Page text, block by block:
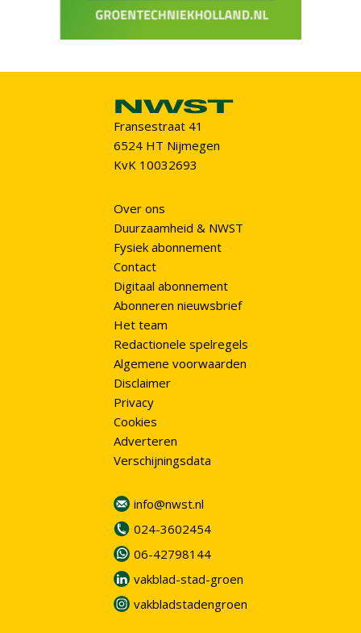
Fransestraat 41
6524 HT Nijmegen
KvK 10032693
Over ons
Duurzaamheid & NWST
Fysiek abonnement
Contact
Digitaal abonnement
Abonneren nieuwsbrief
Het team
Redactionele spelregels
Algemene voorwaarden
Disclaimer
Privacy
Cookies
Adverteren
Verschijningsdata
info@nwst.nl
024-3602454
06-42798144
vakblad-stad-groen
vakbladstadengroen